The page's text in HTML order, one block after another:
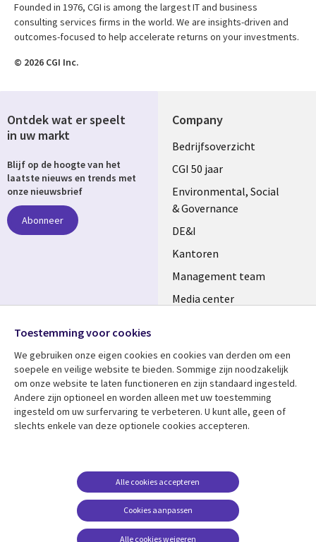
Founded in 1976, CGI is among the largest IT and business
consulting services firms in the world. We are insights-driven and
outcomes-focused to help accelerate returns on your investments.
© 2026 CGI Inc.
Company
Useful
links
NETHERLANDS
Bedrijfsoverzicht
CGI 50 jaar
Environmental, Social
& Governance
DE&I
Kantoren
Management team
Media center
Bekijk meer
Library
NETHERLANDS
Artikelen
Evenementen
Support
Legal
Disclaimer
Cookie management
Ontdek wat er speelt
in uw markt
Blijf op de hoogte van het
laatste nieuws en trends met
onze nieuwsbrief
Abonneer
Media
NETHERLANDS
Toestemming voor cookies
We gebruiken onze eigen cookies en cookies van derden om een ​​
soepele en veilige website te bieden. Sommige zijn noodzakelijk
om onze website te laten functioneren en zijn standaard ingesteld.
Andere zijn optioneel en worden alleen met uw toestemming
ingesteld om uw surfervaring te verbeteren. U kunt alle, geen of
slechts enkele van deze optionele cookies accepteren.
Cookies aanpassen
Alle cookies accepteren
Alle cookies weigeren